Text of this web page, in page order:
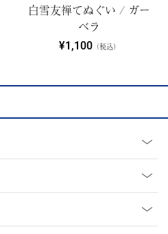
白雪友禅てぬぐい / ガー
ベラ
¥1,100（税込）